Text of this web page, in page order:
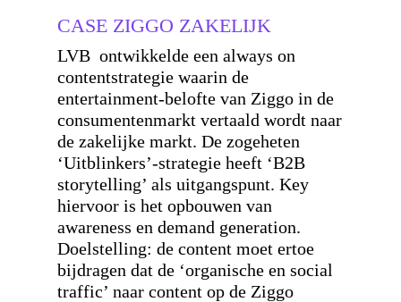
CASE ZIGGO ZAKELIJK
LVB ontwikkelde een always on
contentstrategie waarin de
entertainment-belofte van Ziggo in de
consumentenmarkt vertaald wordt naar
de zakelijke markt. De zogeheten
‘Uitblinkers’-strategie heeft ‘B2B
storytelling’ als uitgangspunt. Key
hiervoor is het opbouwen van
awareness en demand generation.
Doelstelling: de content moet ertoe
bijdragen dat de ‘organische en social
traffic’ naar content op de Ziggo